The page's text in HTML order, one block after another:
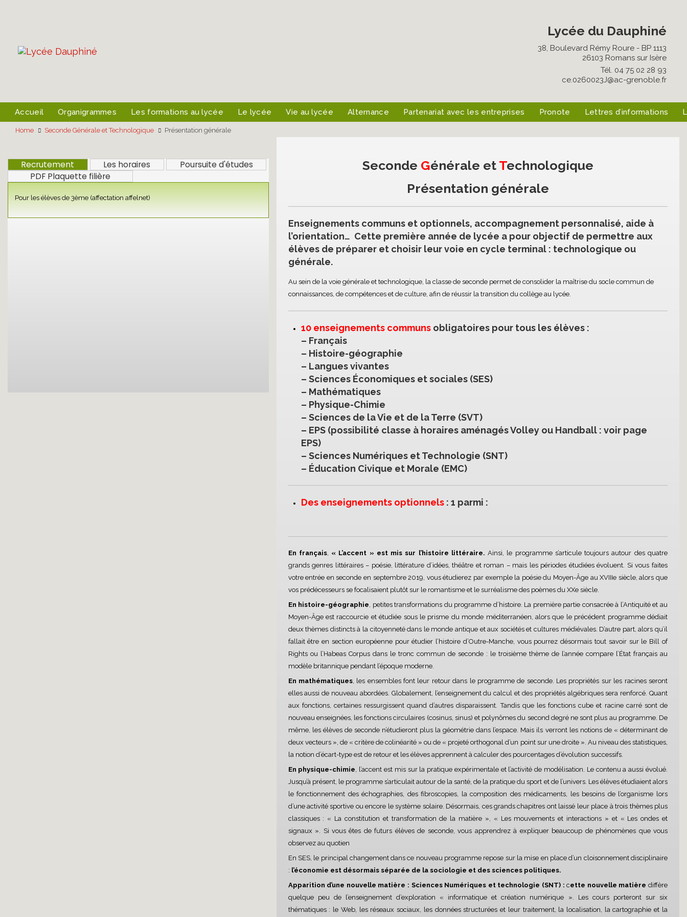
Lycée du Dauphiné
38, Boulevard Rémy Roure - BP 1113
26103 Romans sur Isère
Tél. 04 75 02 28 93
ce.0260023J@ac-grenoble.fr
Accueil Organigrammes Les formations au lycée Le lycée Vie au lycée Alternance Partenariat avec les entreprises Pronote Lettres d’informations
Home Seconde Générale et Technologique Présentation générale
Recrutement Les horaires
Poursuite d'études
PDF Plaquette filière
Pour les élèves de 3ème (affectation affelnet)
Seconde Générale et Technologique
Présentation générale
Enseignements communs et optionnels, accompagnement personnalisé, aide à
l’orientation… Cette première année de lycée a pour objectif de permettre aux
élèves de préparer et choisir leur voie en cycle terminal : technologique ou
générale.
Au sein de la voie générale et technologique, la classe de seconde permet de consolider la maîtrise du socle commun de
connaissances, de compétences et de culture, afin de réussir la transition du collège au lycée.
10 enseignements communsobligatoires pour tous les élèves:
– Français
– Histoire-géographie
– Langues vivantes
– Sciences Économiques et sociales (SES)
– Mathématiques
– Physique-Chimie
– Sciences de la Vie et de la Terre (SVT)
– EPS (possibilité classe à horaires aménagés Volley ou Handball : voir page
EPS)
– Sciences Numériques et Technologie (SNT)
– Éducation Civique et Morale (EMC)
Des enseignements optionnels: 1 parmi :
En français, « L’accent » est mis sur l’histoire littéraire.Ainsi, le programme s’articule toujours autour des quatre
grands genres littéraires – poésie, littérature d’idées, théâtre et roman – mais les périodes étudiées évoluent. Si vous faites
votre entrée en seconde en septembre 2019, vous étudierez par exemple la poésie du Moyen-Âge au XVIIIe siècle, alors que
vos prédécesseurs se focalisaient plutôt sur le romantisme et le surréalisme des poèmes du XXe siècle.
En histoire-géographie, petites transformations du programme d’histoire. La première partie consacrée à l’Antiquité et au
Moyen-Âge est raccourcie et étudiée sous le prisme du monde méditerranéen, alors que le précédent programme dédiait
deux thèmes distincts à la citoyenneté dans le monde antique et aux sociétés et cultures médiévales. D’autre part, alors qu’il
fallait être en section européenne pour étudier l’histoire d’Outre-Manche, vous pourrez désormais tout savoir sur le Bill of
Rights ou l’Habeas Corpus dans le tronc commun de seconde : le troisième thème de l’année compare l’État français au
modèle britannique pendant l’époque moderne.
En mathématiques, les ensembles font leur retour dans le programme de seconde. Les propriétés sur les racines seront
elles aussi de nouveau abordées. Globalement, l’enseignement du calcul et des propriétés algébriques sera renforcé. Quant
aux fonctions, certaines ressurgissent quand d’autres disparaissent. Tandis que les fonctions cube et racine carré sont de
nouveau enseignées, les fonctions circulaires (cosinus, sinus) et polynômes du second degré ne sont plus au programme. De
même, les élèves de seconde n’étudieront plus la géométrie dans l’espace. Mais ils verront les notions de « déterminant de
deux vecteurs », de « critère de colinéarité » ou de « projeté orthogonal d’un point sur une droite ». Au niveau des statistiques,
la notion d’écart-type est de retour et les élèves apprennent à calculer des pourcentages d’évolution successifs.
En physique-chimie, l’accent est mis sur la pratique expérimentale et l’activité de modélisation. Le contenu a aussi évolué.
Jusqu’à présent, le programme s’articulait autour de la santé, de la pratique du sport et de l’univers. Les élèves étudiaient alors
le fonctionnement des échographies, des fibroscopies, la composition des médicaments, les besoins de l’organisme lors
d’une activité sportive ou encore le système solaire. Désormais, ces grands chapitres ont laissé leur place à trois thèmes plus
classiques : « La constitution et transformation de la matière », « Les mouvements et interactions » et « Les ondes et
signaux ». Si vous êtes de futurs élèves de seconde, vous apprendrez à expliquer beaucoup de phénomènes que vous
observez au quotien
En SES, le principal changement dans ce nouveau programme repose sur la mise en place d’un cloisonnement disciplinaire
: l’économie est désormais séparée de la sociologie et des sciences politiques.
Apparition d’une nouvelle matière : Sciences Numériques et technologie (SNT) :cette nouvelle matière diffère
quelque peu de l’enseignement d’exploration « informatique et création numérique ». Les cours porteront sur six
thématiques : le Web, les réseaux sociaux, les données structurées et leur traitement, la localisation, la cartographie et la